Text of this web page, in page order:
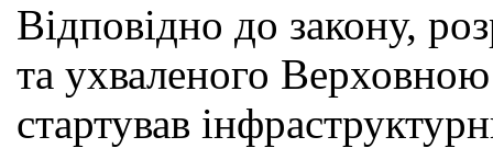
Відповідно до закону,
та ухваленого
стартував